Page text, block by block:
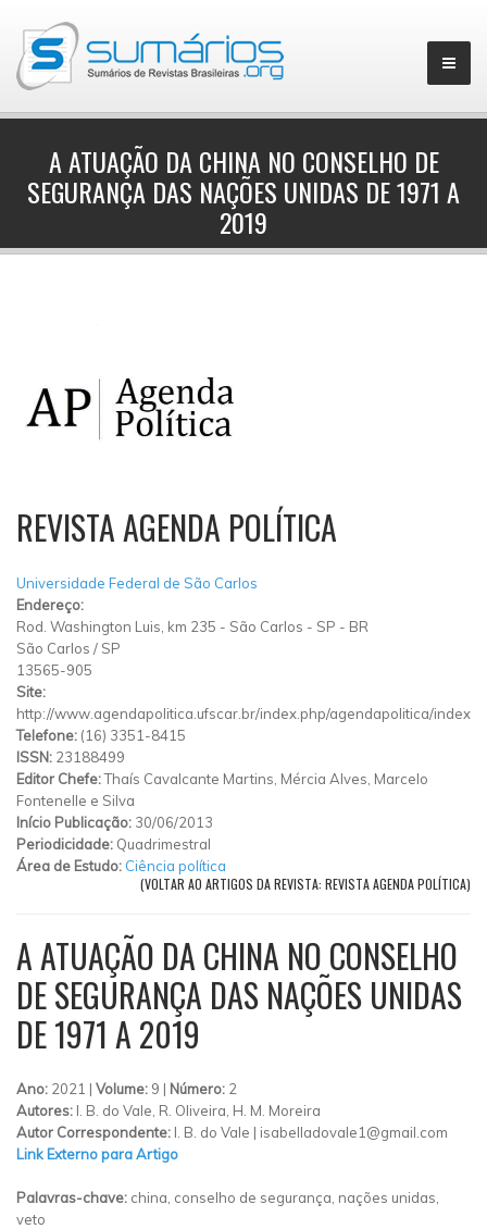
▼
A ATUAÇÃO DA CHINA NO CONSELHO DE
SEGURANÇA DAS NAÇÕES UNIDAS DE 1971 A
2019
REVISTA AGENDA POLÍTICA
Universidade Federal de São Carlos
Endereço:
Rod. Washington Luis, km 235 - São Carlos - SP - BR
São Carlos / SP
13565-905
Site:
http://www.agendapolitica.ufscar.br/index.php/agendapolitica/index
Telefone: (16) 3351-8415
ISSN: 23188499
Editor Chefe:Thaís Cavalcante Martins, Mércia Alves, Marcelo
Fontenelle e Silva
Início Publicação: 30/06/2013
Periodicidade: Quadrimestral
Área de Estudo: Ciência política
(VOLTAR AO ARTIGOS DA REVISTA: REVISTA AGENDA POLÍTICA)
A ATUAÇÃO DA CHINA NO CONSELHO
DE SEGURANÇA DAS NAÇÕES UNIDAS
DE 1971 A 2019
Ano: 2021 | Volume: 9 | Número: 2
Autores: I. B. do Vale, R. Oliveira, H. M. Moreira
Autor Correspondente: I. B. do Vale | isabelladovale1@gmail.com
Link Externo para Artigo
Palavras-chave: china, conselho de segurança, nações unidas,
veto